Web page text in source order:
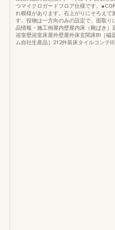
つマイクロガードフロア仕様です。
れ模様があります。右上がりにそろえて
す。役物は一方向のみの設定で、面取り
品情報・施工例屋内壁屋内床（靴ばき）
浴室壁浴室床屋外壁屋外床玄関床BⅠ［磁
ム自社生産品］212外装床タイルコンテⅡ